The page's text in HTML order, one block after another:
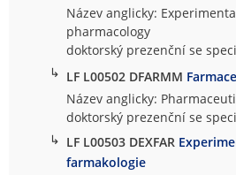
Název anglicky:
pharmacology
doktorský prezenční se
↳ LF L00502 DFARMM
Název anglicky:
doktorský prezenční se
↳ LF L00503 DEXFAR
farmakologie